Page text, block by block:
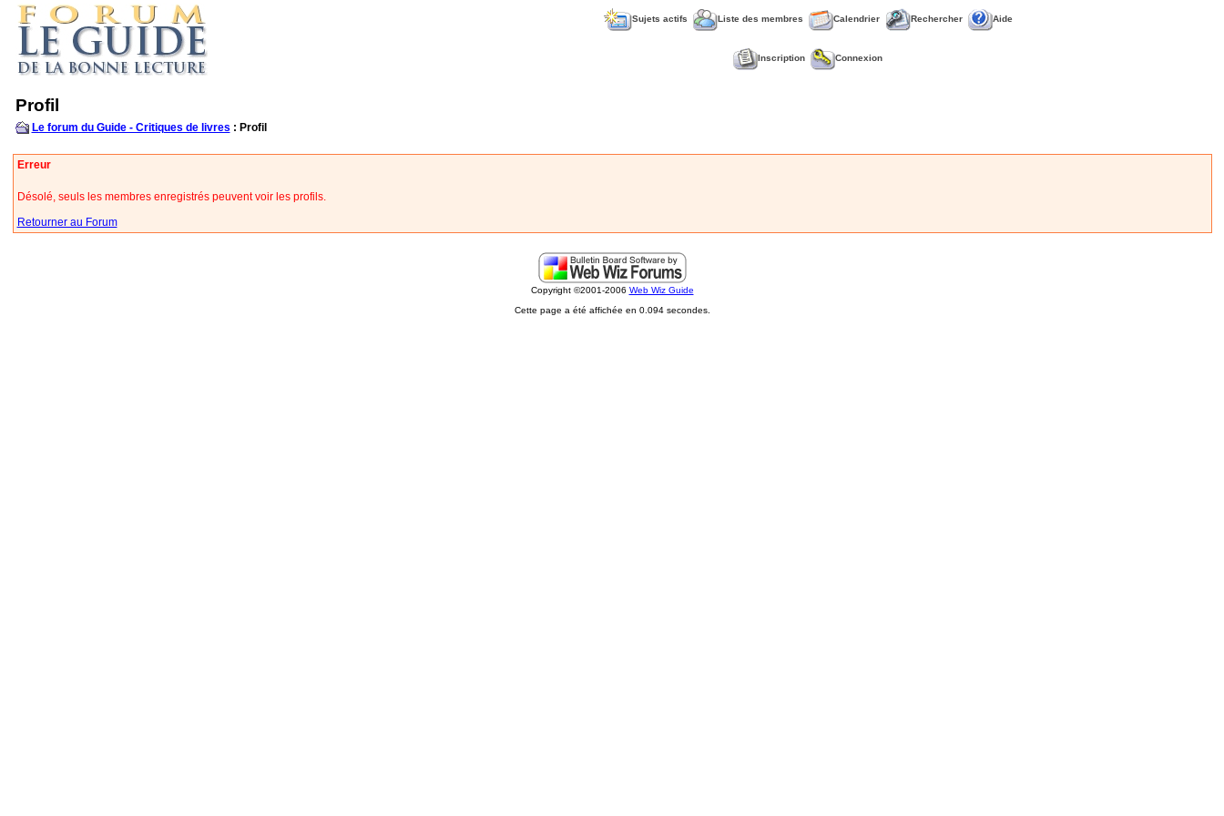
Sujets actifs Liste des membres Calendrier Rechercher Aide
Inscription Connexion
Profil
Le forum du Guide - Critiques de livres : Profil
Erreur
Désolé, seuls les membres enregistrés peuvent voir les profils.
Retourner au Forum
Copyright ©2001-2006 Web Wiz Guide
Cette page a été affichée en 0.094 secondes.